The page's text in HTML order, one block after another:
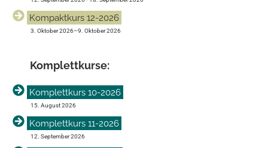
Kompaktkurs 12-2026
3. Oktober 2026–9. Oktober 2026
Komplett­kurse:
Komplettkurs 10-2026
15. August 2026
Komplettkurs 11-2026
12. September 2026